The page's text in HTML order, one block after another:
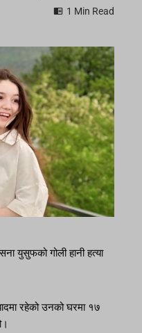
1 Min Read
युसुफको गोली हानी हत्या
रहेको उनको घरमा १७